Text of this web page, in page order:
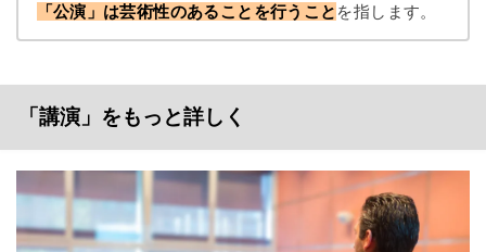
「公演」は芸術性のあることを行うこと を指します。
「講演」をもっと詳しく